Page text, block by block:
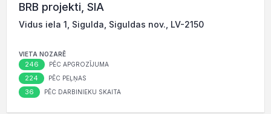
BRB projekti, SIA
Vidus iela 1, Sigulda, Siguldas nov., LV-2150
VIETA NOZARĒ
246 PĒC APGROZĪJUMA
224 PĒC PEĻŅAS
36 PĒC DARBINIEKU SKAITA